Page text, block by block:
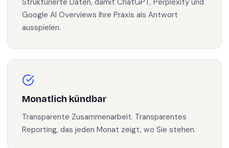
Strukturierte Daten, damit ChatGPT, Perplexity und
Google AI Overviews Ihre Praxis als Antwort
ausspielen.
Monatlich kündbar
Transparente Zusammenarbeit. Transparentes
Reporting, das jeden Monat zeigt, wo Sie stehen.